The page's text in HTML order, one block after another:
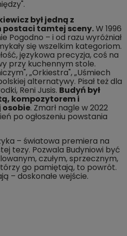
był jedną z
tamtej sceny.W 1996
Pogodno – i od razu wyróżniał
się wszelkim kategoriom.
językowa precyzja, coś na
przy kuchennym stole.
„Orkiestra", „Uśmiech
alternatywy. Pisał też dla
Reni Jusis. Budyń był
kompozytorem i
osobie. Zmarł nagle w 2022
po ogłoszeniu powstania
– światowa premiera na
tezy. Pozwala Budyniowi być
czułym, sprzecznym,
go pamiętają, to powrót.
– doskonałe wejście.